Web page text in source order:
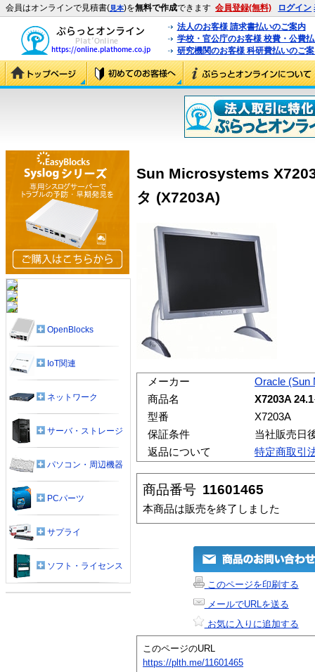
会員はオンラインで見積書(見本)を無料で作成できます 会員登録(無料) ログイン
法人のお客様 請求書払いのご案内
学校・官公庁のお客様 校費・公費
研究機関のお客様 科研費払いのご
Sun Microsystems
タ (X7203A)
メーカー
Oracle (Sun
商品名
X7203A
型番
X7203A
保証条件
当社販売日
返品について
特定商取引
商品番号 11601465
本商品は販売を終了しました
このページを印刷する
メールでURLを送る
お気に入りに追加する
このページのURL
https://plth.me/11601465
OpenBlocks
IoT関連
ネットワーク
サーバ・ストレージ
パソコン・周辺機器
PCパーツ
サプライ
ソフト・ライセンス